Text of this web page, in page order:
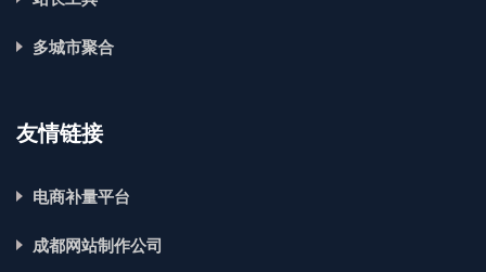
多城市聚合
友情链接
电商补量平台
成都网站制作公司